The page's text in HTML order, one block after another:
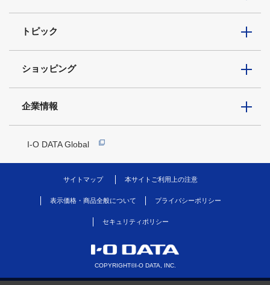
トピック
ショッピング
企業情報
I-O DATA Global
サイトマップ 本サイトご利用上の注意
表示価格・商品全般について プライバシーポリシー
セキュリティポリシー
COPYRIGHT©I-O DATA, INC.